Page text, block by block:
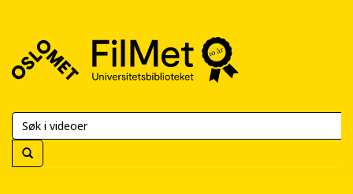
FilMet
Universitetsbiblioteket